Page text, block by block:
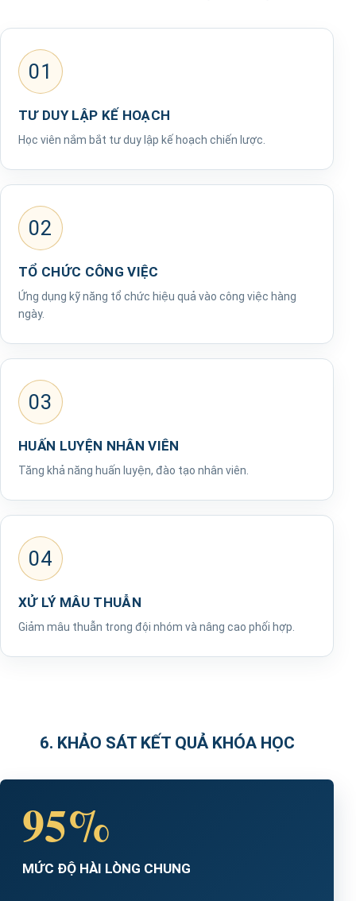
01
TƯ DUY LẬP KẾ HOẠCH
Học viên nắm bắt tư duy lập kế hoạch chiến lược.
02
TỔ CHỨC CÔNG VIỆC
Ứng dụng kỹ năng tổ chức hiệu quả vào công việc hàng
ngày.
03
HUẤN LUYỆN NHÂN VIÊN
Tăng khả năng huấn luyện, đào tạo nhân viên.
04
XỬ LÝ MÂU THUẪN
Giảm mâu thuẫn trong đội nhóm và nâng cao phối hợp.
6. KHẢO SÁT KẾT QUẢ KHÓA HỌC
95%
MỨC ĐỘ HÀI LÒNG CHUNG